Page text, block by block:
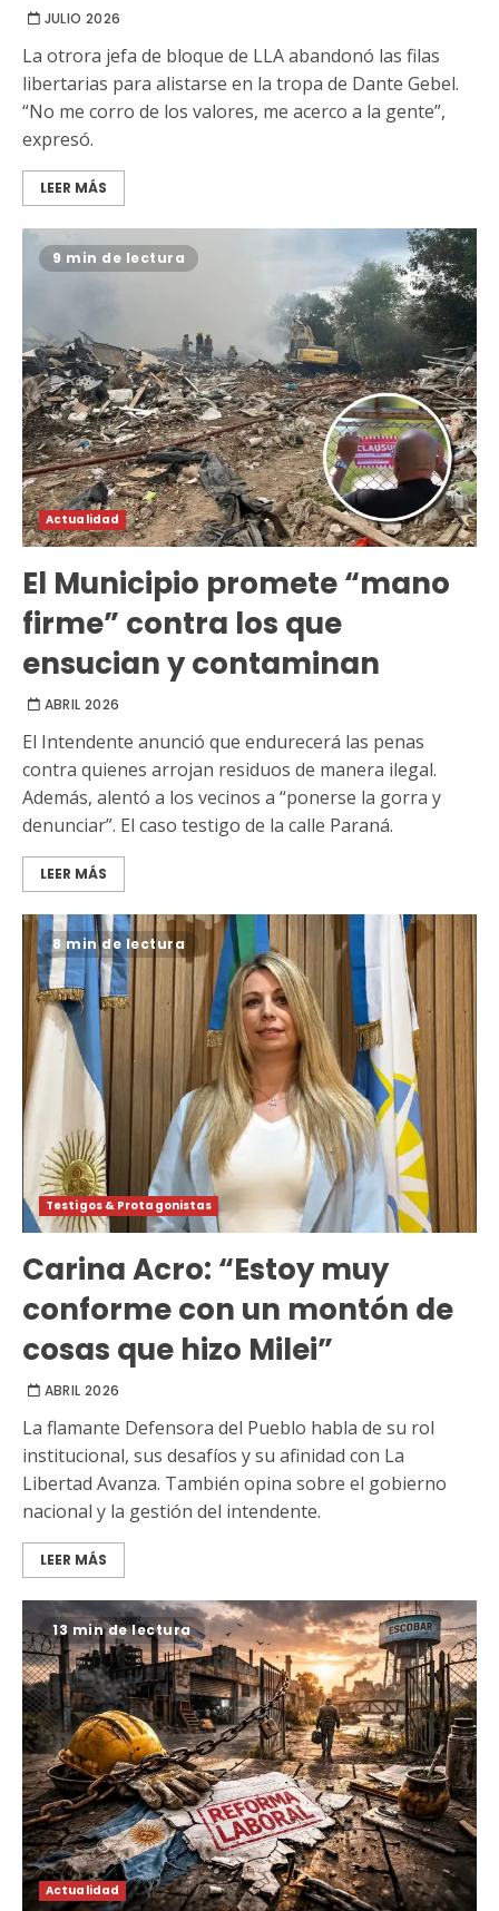
JULIO 2026
La otrora jefa de bloque de LLA abandonó las filas
libertarias para alistarse en la tropa de Dante Gebel.
“No me corro de los valores, me acerco a la gente”,
expresó.
LEER MÁS
9 min de lectura
Actualidad
El Municipio promete “mano
firme” contra los que
ensucian y contaminan
ABRIL 2026
El Intendente anunció que endurecerá las penas
contra quienes arrojan residuos de manera ilegal.
Además, alentó a los vecinos a “ponerse la gorra y
denunciar”. El caso testigo de la calle Paraná.
LEER MÁS
8 min de lectura
Testigos & Protagonistas
Carina Acro: “Estoy muy
conforme con un montón de
cosas que hizo Milei”
ABRIL 2026
La flamante Defensora del Pueblo habla de su rol
institucional, sus desafíos y su afinidad con La
Libertad Avanza. También opina sobre el gobierno
nacional y la gestión del intendente.
LEER MÁS
13 min de lectura
Actualidad